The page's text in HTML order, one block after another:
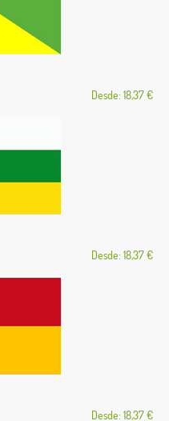
Desde: 18,37 €
Desde: 18,37 €
Desde: 18,37 €